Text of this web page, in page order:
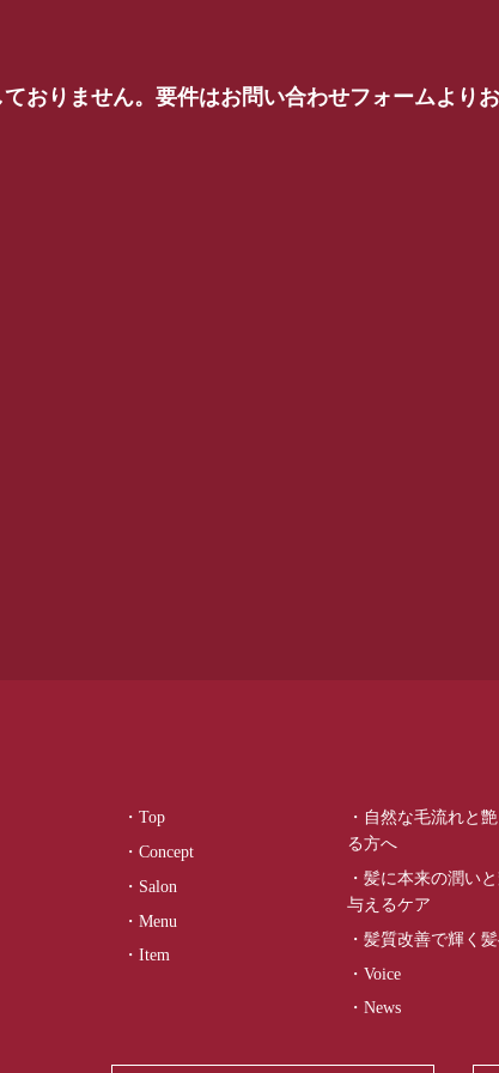
おりません。要件はお問い合わせフォームよりお
・Top
・Concept
・Salon
・Menu
・Item
・自然な毛流れと
る方へ
・髪に本来の潤い
与えるケア
・髪質改善で輝く
・Voice
・News